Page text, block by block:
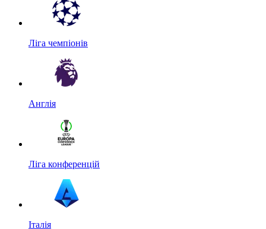
Ліга чемпіонів
Англія
Ліга конференцій
Італія